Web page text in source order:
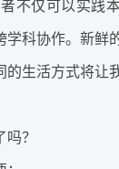
不仅可以实践
学科协作。新鲜
的生活方式将让
？